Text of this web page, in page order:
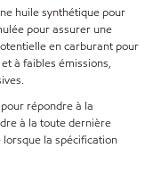
huile synthétique pour
pour assurer une
en carburant pour
à faibles émissions,
répondre à la
à la toute dernière
la spécification